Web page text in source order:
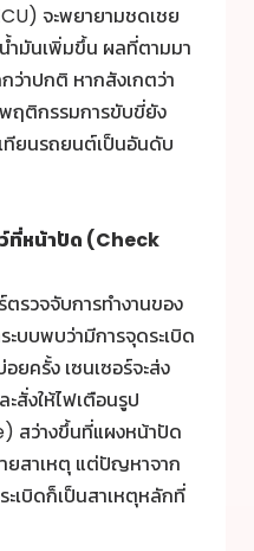
จะพยายามชดเชย
ำมันเพิ่มขึ้น ผลที่ตามมา
าปกติ หากสังเกตว่า
ฤติกรรมการขับขี่ยัง
ทียนรถยนต์เป็นอันดับ
ที่หน้าปัด (Check
รวจจับการทำงานของ
ะบบพบว่ามีการจุดระเบิด
ครั้ง เซนเซอร์จะส่ง
สั่งให้ไฟเตือนรูป
สว่างขึ้นที่แผงหน้าปัด
ยสาเหตุ แต่ปัญหาจาก
เบิดก็เป็นสาเหตุหลักที่